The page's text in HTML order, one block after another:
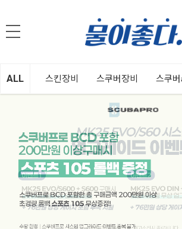
ALL 스킨장비 스쿠버장비 스쿠